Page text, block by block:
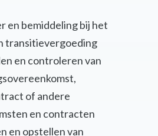
en bemiddeling bij het
transitievergoeding
en controleren van
of andere
en contracten
en opstellen van